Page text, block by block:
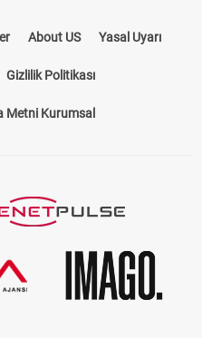
About US Yasal Uyarı
Gizlilik Politikası
Metni Kurumsal